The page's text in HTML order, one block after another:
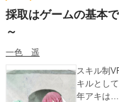
採取はゲームの基本
～
一色 遥
スキル制
キルとして反映され
年アキは……、少